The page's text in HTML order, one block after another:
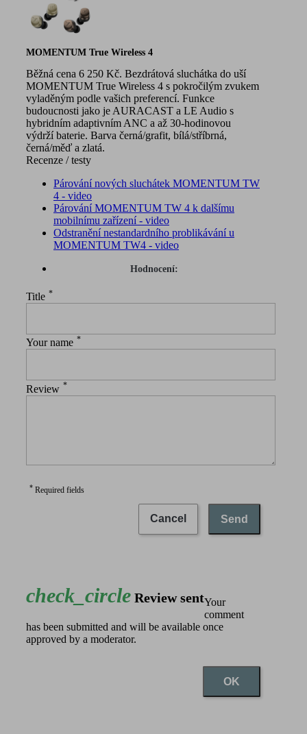
MOMENTUM True Wireless 4
Běžná cena 6 250 Kč. Bezdrátová sluchátka do uší
MOMENTUM True Wireless 4 s pokročilým zvukem
vyladěným podle vašich preferencí. Funkce
budoucnosti jako je AURACAST a LE Audio s
hybridním adaptivním ANC a až 30-hodinovou
výdrží baterie. Barva černá/grafit, bílá/stříbrná,
černá/měď a zlatá.
Recenze / testy
Párování nových sluchátek MOMENTUM TW
4 - video
Párování MOMENTUM TW 4 k dalšímu
mobilnímu zařízení - video
Odstranění nestandardního problikávání u
MOMENTUM TW4 - video
Hodnocení:
Title *
Your name *
Review *
* Required fields
Cancel Send
check_circle Review sentYour
comment
has been submitted and will be available once
approved by a moderator.
OK